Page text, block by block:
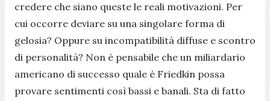
credere che siano queste le reali motivazioni. Per
cui occorre deviare su una singolare forma di
gelosia? Oppure su incompatibilità diffuse e scontro
di personalità? Non è pensabile che un miliardario
americano di successo quale è Friedkin possa
provare sentimenti così bassi e banali. Sta di fatto